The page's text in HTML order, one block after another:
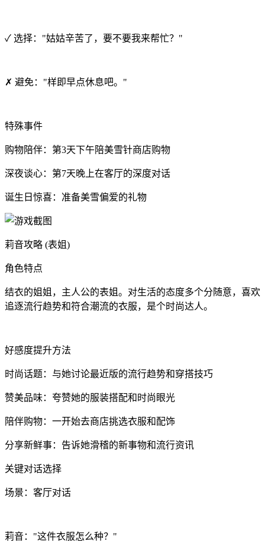
✓ 选择："姑姑辛苦了，要不要我来帮忙？"
✗ 避免："样即早点休息吧。"
特殊事件
购物陪伴：第3天下午陪美雪针商店购物
深夜谈心：第7天晚上在客厅的深度对话
诞生日惊喜：准备美雪偏爱的礼物
莉音攻略 (表姐)
角色特点
结衣的姐姐，主人公的表姐。对生活的态度多个分随意，喜欢
追逐流行趋势和符合潮流的衣服，是个时尚达人。
好感度提升方法
时尚话题：与她讨论最近版的流行趋势和穿搭技巧
赞美品味：夸赞她的服装搭配和时尚眼光
陪伴购物：一开始去商店挑选衣服和配饰
分享新鲜事：告诉她滑稽的新事物和流行资讯
关键对话选择
场景：客厅对话
莉音："这件衣服怎么种？"